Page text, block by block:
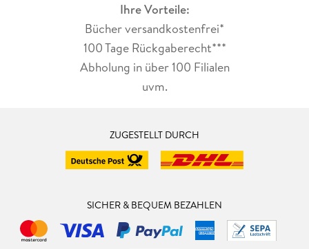
Ihre Vorteile:
Bücher versandkostenfrei*
100 Tage Rückgaberecht***
Abholung in über 100 Filialen
uvm.
ZUGESTELLT DURCH
SICHER & BEQUEM BEZAHLEN